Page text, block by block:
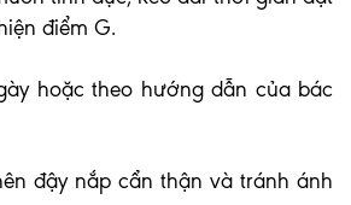
điểm G.
hoặc theo hướng dẫn của bác
đậy nắp cẩn thận và tránh ánh